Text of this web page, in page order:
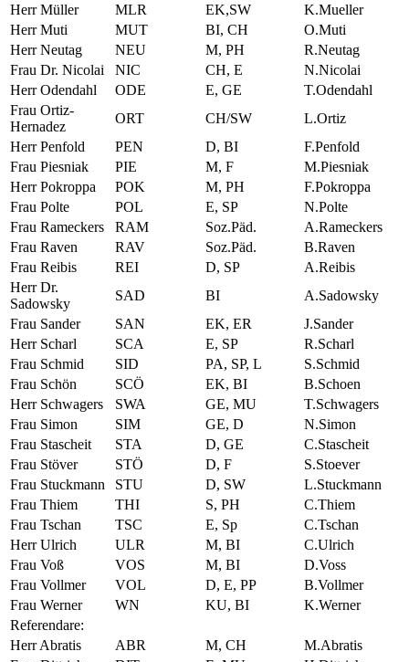
Herr Müller
MLR EK,SW
K.Mueller
Herr Muti
MUT BI, CH
O.Muti
Herr Neutag
NEU M, PH
R.Neutag
Frau Dr. Nicolai
NIC CH, E
N.Nicolai
Herr Odendahl
ODE E, GE
T.Odendahl
Frau Ortiz-
Hernadez
ORT CH/SW
L.Ortiz
Herr Penfold
PEN D, BI
F.Penfold
Frau Piesniak
PIE M, F
M.Piesniak
Herr Pokroppa
POK M, PH
F.Pokroppa
Frau Polte
POL E, SP
N.Polte
Frau Rameckers
RAM Soz.Päd.
A.Rameckers
Frau Raven
RAV Soz.Päd.
B.Raven
Frau Reibis
REI D, SP
A.Reibis
Herr Dr.
Sadowsky
SAD BI
A.Sadowsky
Frau Sander
SAN EK, ER
J.Sander
Herr Scharl
SCA E, SP
R.Scharl
Frau Schmid
SID PA, SP, L
S.Schmid
Frau Schön
SCÖ EK, BI
B.Schoen
Herr Schwagers
SWA GE, MU
T.Schwagers
Frau Simon
SIM GE, D
N.Simon
Frau Stascheit
STA D, GE
C.Stascheit
Frau Stöver
STÖ D, F
S.Stoever
Frau Stuckmann
STU D, SW
L.Stuckmann
Frau Thiem
THI S, PH
C.Thiem
Frau Tschan
TSC E, Sp
C.Tschan
Herr Ulrich
ULR M, BI
C.Ulrich
Frau Voß
VOS M, BI
D.Voss
Frau Vollmer
VOL D, E, PP
B.Vollmer
Frau Werner
WN KU, BI
K.Werner
Referendare:
Herr Abratis
ABR M, CH
M.Abratis